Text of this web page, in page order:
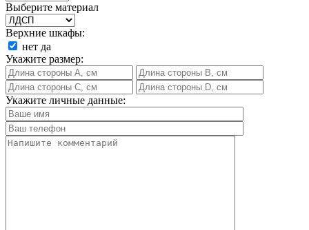
Выберите материал
Верхние шкафы:
нет да
Укажите размер:
Укажите личные данные: